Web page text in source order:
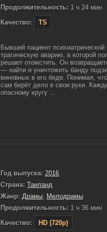
Продолжительность: 1 ч 24 мин
Качество:
TS
Бывший пациент
трагическую аварию, в которой
решает отомстить. Он
— найти и уничтожить банду
виновных в его беде. Понимая,
сам берёт дело в свои руки.
опасному кругу ...
Год выпуска: 2016
Страна: Таиланд
Жанр: Драмы Мелодрамы
Продолжительность: 1 ч 36 мин
Качество:
HD (720p)